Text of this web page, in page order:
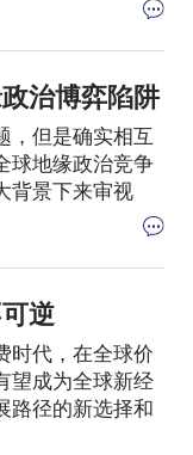
治博弈陷阱
，但是确实相互
球地缘政治竞争
背景下来审视
逆
时代，在全球价
望成为全球新经
路径的新选择和